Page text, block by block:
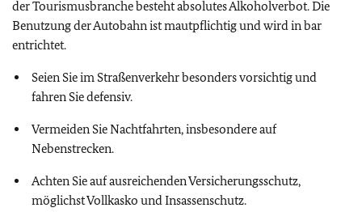
der Tourismusbranche besteht absolutes Alkoholverbot. Die
Benutzung der Autobahn ist mautpflichtig und wird in bar
entrichtet.
Seien Sie im Straßenverkehr besonders vorsichtig und
fahren Sie defensiv.
Vermeiden Sie Nachtfahrten, insbesondere auf
Nebenstrecken.
Achten Sie auf ausreichenden Versicherungsschutz,
möglichst Vollkasko und Insassenschutz.